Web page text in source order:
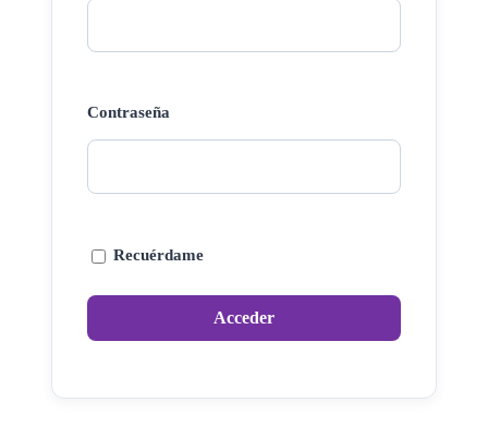
Contraseña
Recuérdame